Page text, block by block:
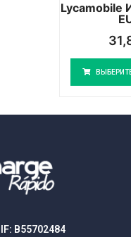
Lycamobile
B55702484